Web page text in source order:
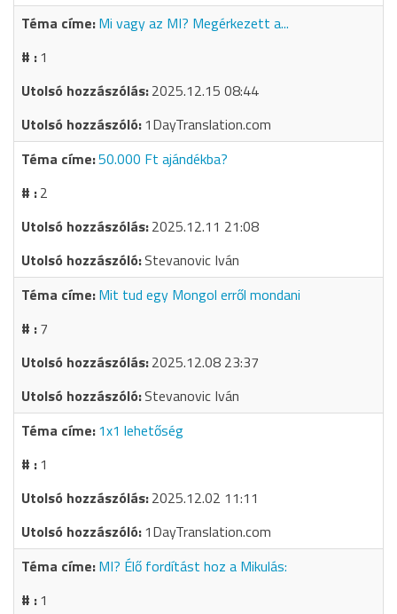
Mi vagy az MI? Megérkezett a...
1
2025.12.15 08:44
1DayTranslation.com
50.000 Ft ajándékba?
2
2025.12.11 21:08
Stevanovic Iván
Mit tud egy Mongol erről mondani
7
2025.12.08 23:37
Stevanovic Iván
1x1 lehetőség
1
2025.12.02 11:11
1DayTranslation.com
MI? Élő fordítást hoz a Mikulás:
1